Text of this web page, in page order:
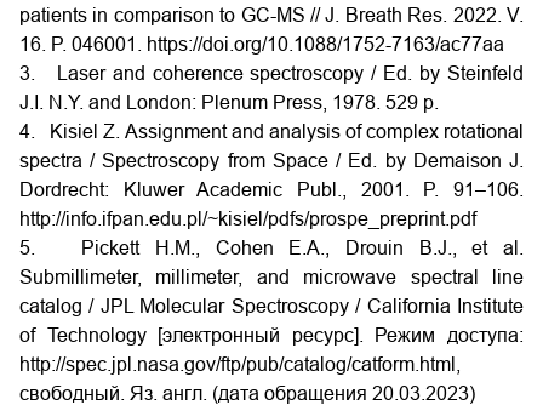
patients in comparison to GC-MS // J. Breath Res. 2022. V.
16. P. 046001. https://doi.org/10.1088/1752-7163/ac77aa
3. Laser and coherence spectroscopy / Ed. by Steinfeld
J.I. N.Y. and London: Plenum Press, 1978. 529 p.
4. Kisiel Z. Assignment and analysis of complex rotational
spectra / Spectroscopy from Space / Ed. by Demaison J.
Dordrecht: Kluwer Academic Publ., 2001. P. 91–106.
http://info.ifpan.edu.pl/~kisiel/pdfs/prospe_preprint.pdf
5. Pickett H.M., Cohen E.A., Drouin B.J., et al.
Submillimeter, millimeter, and microwave spectral line
catalog / JPL Molecular Spectroscopy / California Institute
of Technology [электронный ресурс]. Режим доступа:
http://spec.jpl.nasa.gov/ftp/pub/catalog/catform.html,
свободный. Яз. англ. (дата обращения 20.03.2023)